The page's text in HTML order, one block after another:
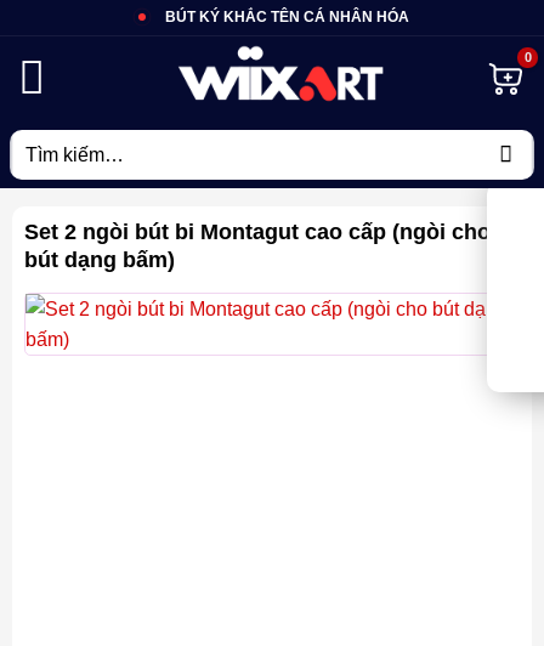
BÚT KÝ KHẮC TÊN CÁ NHÂN HÓA
Tìm
kiếm:
Set 2 ngòi bút bi Montagut cao cấp (ngòi cho
bút dạng bấm)